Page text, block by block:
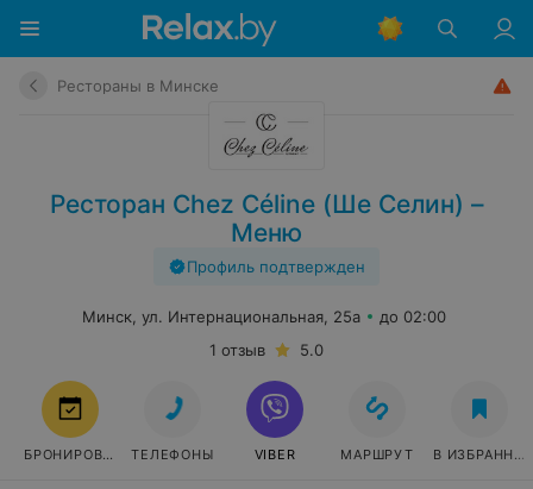
Рестораны в Минске
Ресторан Chez Célіne (Ше Селин) –
Меню
Профиль подтвержден
Минск, ул. Интернациональная, 25а
до 02:00
1 отзыв
5.0
БРОНИРОВАТЬ ТЕЛЕФОНЫ VIBER МАРШРУТ В ИЗБРАННОЕ